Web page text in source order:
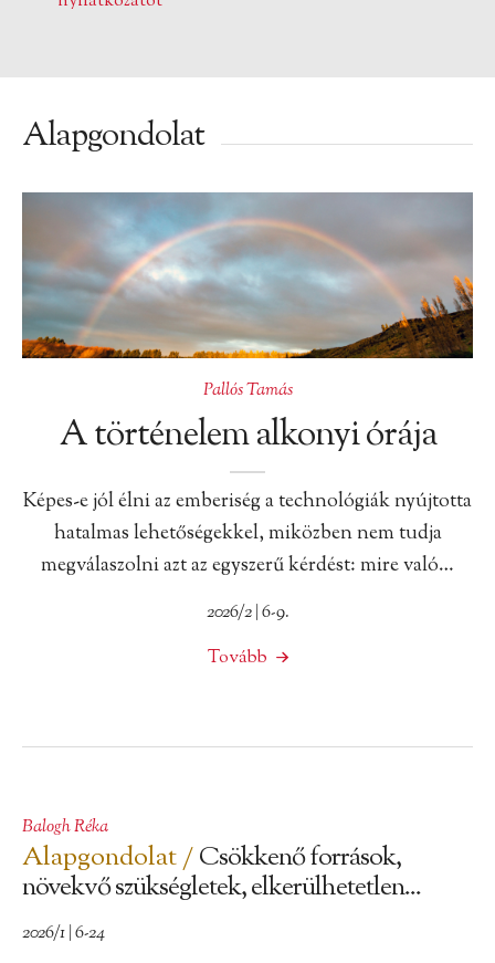
Alapgondolat
Pallós Tamás
A történelem alkonyi órája
Képes-e jól élni az emberiség a technológiák nyújtotta
hatalmas lehetőségekkel, miközben nem tudja
megválaszolni azt az egyszerű kérdést: mire való…
2026/2 | 6-9.
Tovább
Balogh Réka
Alapgondolat /Csökkenő források,
növekvő szükségletek, elkerülhetetlen...
2026/1 | 6-24